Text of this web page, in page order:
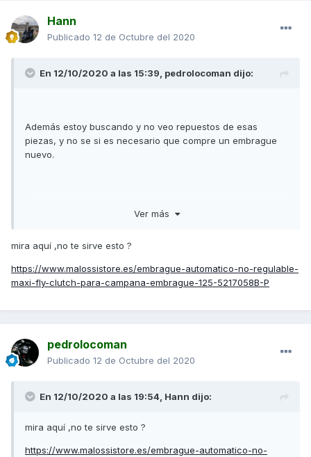
Hann
Publicado 12 de Octubre del 2020
En 12/10/2020 a las 15:39, pedrolocoman dijo:
Además estoy buscando y no veo repuestos de esas
piezas, y no se si es necesario que compre un embrague
nuevo.
Ver más
mira aquí ,no te sirve esto ?
https://www.malossistore.es/embrague-automatico-no-regulable-
maxi-fly-clutch-para-campana-embrague-125-5217058B-P
pedrolocoman
Publicado 12 de Octubre del 2020
En 12/10/2020 a las 19:54, Hann dijo:
mira aquí ,no te sirve esto ?
https://www.malossistore.es/embrague-automatico-no-